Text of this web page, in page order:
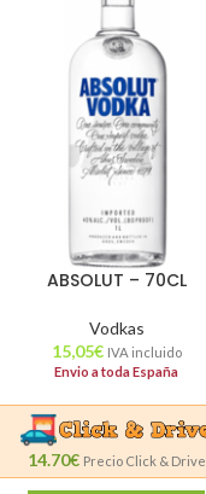
ABSOLUT – 70CL
Vodkas
15,05€ IVA incluido
Envio a toda España
14.70€ Precio Click & Drive